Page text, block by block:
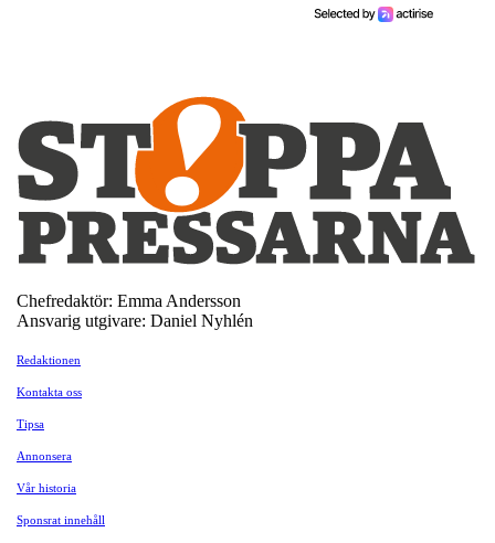
Chefredaktör: Emma Andersson
Ansvarig utgivare: Daniel Nyhlén
Redaktionen
Kontakta oss
Tipsa
Annonsera
Vår historia
Sponsrat innehåll